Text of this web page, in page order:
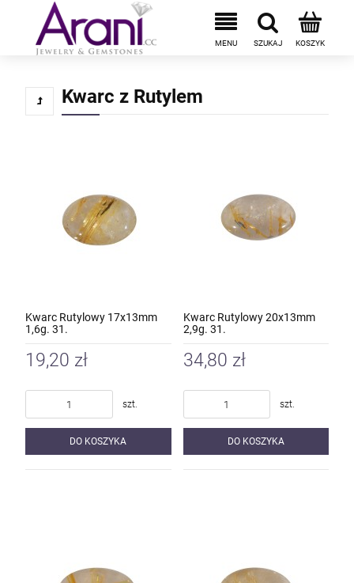
Kwarc z Rutylem
Kwarc Rutylowy 17x13mm
1,6g. 31.
19,20 zł
szt.
DO KOSZYKA
Kwarc Rutylowy 20x13mm
2,9g. 31.
34,80 zł
szt.
DO KOSZYKA